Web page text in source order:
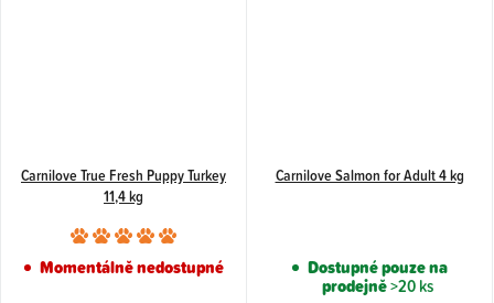
Carnilove True Fresh Puppy Turkey
11,4 kg
Průměrné
hodnocení
Momentálně nedostupné
Carnilove Salmon for Adult 4 kg
Dostupné pouze na
prodejně>20 ks